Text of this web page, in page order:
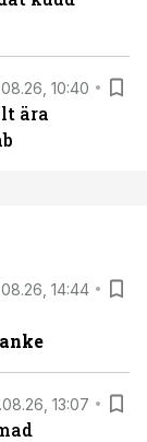
10:40
ära
14:44
13:07